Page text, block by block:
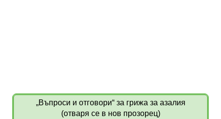
„Въпроси и отговори“ за грижа за азалия
(отваря се в нов прозорец)